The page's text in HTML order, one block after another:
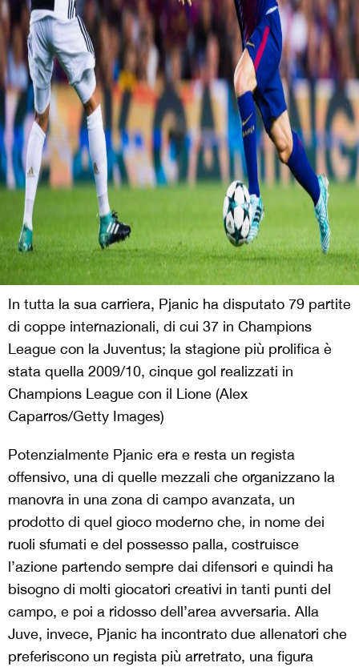
In tutta la sua carriera, Pjanic ha disputato 79 partite
di coppe internazionali, di cui 37 in Champions
League con la Juventus; la stagione più prolifica è
stata quella 2009/10, cinque gol realizzati in
Champions League con il Lione (Alex
Caparros/Getty Images)
Potenzialmente Pjanic era e resta un regista
offensivo, una di quelle mezzali che organizzano la
manovra in una zona di campo avanzata, un
prodotto di quel gioco moderno che, in nome dei
ruoli sfumati e del possesso palla, costruisce
l’azione partendo sempre dai difensori e quindi ha
bisogno di molti giocatori creativi in tanti punti del
campo, e poi a ridosso dell’area avversaria. Alla
Juve, invece, Pjanic ha incontrato due allenatori che
preferiscono un regista più arretrato, una figura